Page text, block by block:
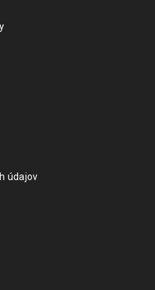
údajov